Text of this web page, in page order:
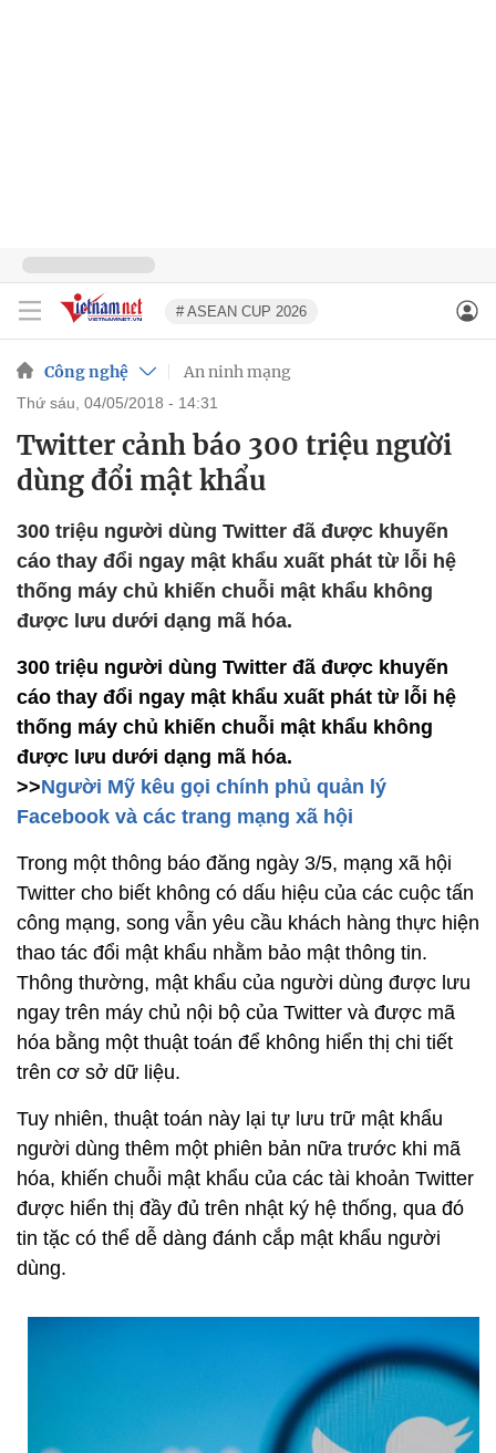
# ASEAN CUP 2026
Công nghệ An ninh mạng
thứ sáu, 04/05/2018 - 14:31
Twitter cảnh báo 300 triệu người
dùng đổi mật khẩu
300 triệu người dùng Twitter đã được khuyến
cáo thay đổi ngay mật khẩu xuất phát từ lỗi hệ
thống máy chủ khiến chuỗi mật khẩu không
được lưu dưới dạng mã hóa.
300 triệu người dùng Twitter đã được khuyến
cáo thay đổi ngay mật khẩu xuất phát từ lỗi hệ
thống máy chủ khiến chuỗi mật khẩu không
được lưu dưới dạng mã hóa.
>>Người Mỹ kêu gọi chính phủ quản lý
Facebook và các trang mạng xã hội
Trong một thông báo đăng ngày 3/5, mạng xã hội
Twitter cho biết không có dấu hiệu của các cuộc tấn
công mạng, song vẫn yêu cầu khách hàng thực hiện
thao tác đổi mật khẩu nhằm bảo mật thông tin.
Thông thường, mật khẩu của người dùng được lưu
ngay trên máy chủ nội bộ của Twitter và được mã
hóa bằng một thuật toán để không hiển thị chi tiết
trên cơ sở dữ liệu.
Tuy nhiên, thuật toán này lại tự lưu trữ mật khẩu
người dùng thêm một phiên bản nữa trước khi mã
hóa, khiến chuỗi mật khẩu của các tài khoản Twitter
được hiển thị đầy đủ trên nhật ký hệ thống, qua đó
tin tặc có thể dễ dàng đánh cắp mật khẩu người
dùng.